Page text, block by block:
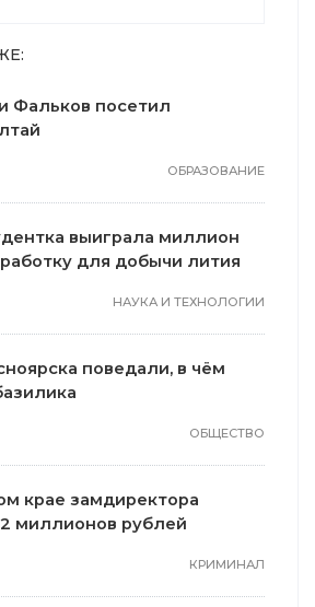
Фальков посетил
ОБРАЗОВАНИЕ
выиграла миллион
для добычи лития
НАУКА И ТЕХНОЛОГИИ
поведали, в чём
ОБЩЕСТВО
крае замдиректора
миллионов рублей
КРИМИНАЛ